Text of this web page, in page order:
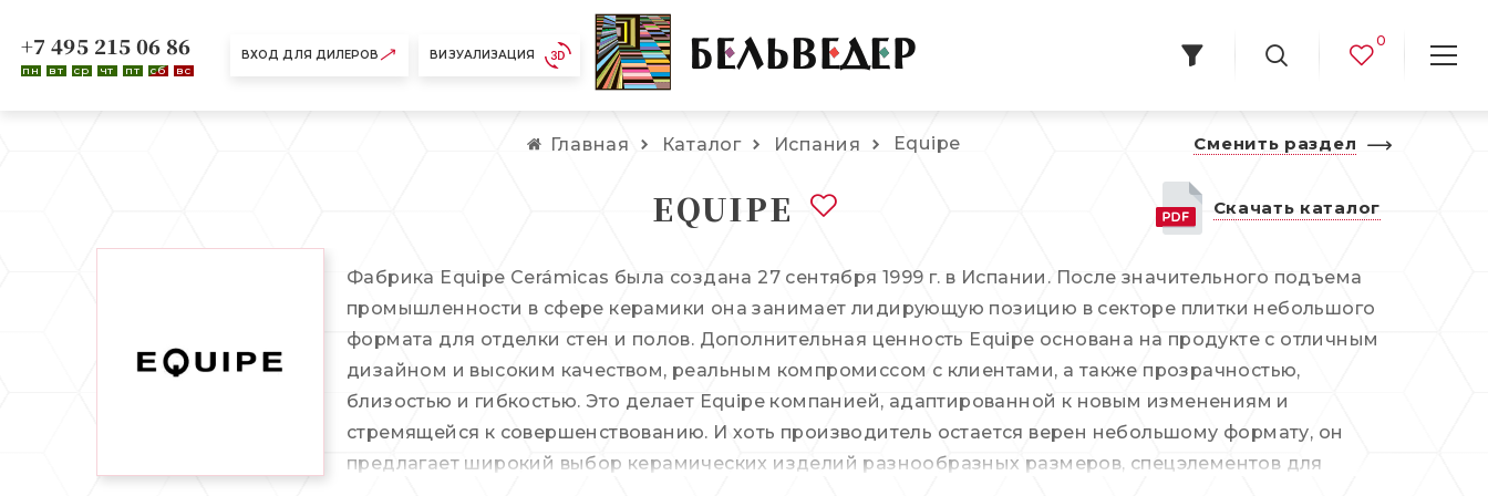
ВХОД ДЛЯ ДИЛЕРОВ ВИЗУАЛИЗАЦИЯ
+7 495 215 06 86
пн вт ср чт пт сб вс
0
Главная Каталог Испания Equipe
EQUIPE Скачать каталог
Сменить раздел
Фабрика Equipe Cerámicas была создана 27 сентября 1999 г. в Испании. После значительного подъема
промышленности в сфере керамики она занимает лидирующую позицию в секторе плитки небольшого
формата для отделки стен и полов. Дополнительная ценность Equipe основана на продукте с отличным
дизайном и высоким качеством, реальным компромиссом с клиентами, а также прозрачностью,
близостью и гибкостью. Это делает Equipe компанией, адаптированной к новым изменениям и
стремящейся к совершенствованию. И хоть производитель остается верен небольшому формату, он
предлагает широкий выбор керамических изделий разнообразных размеров, спецэлементов для